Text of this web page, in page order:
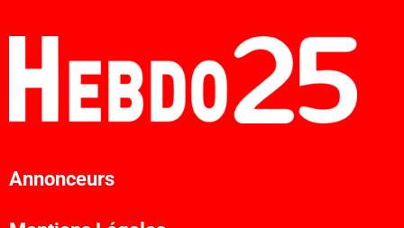
Annonceurs